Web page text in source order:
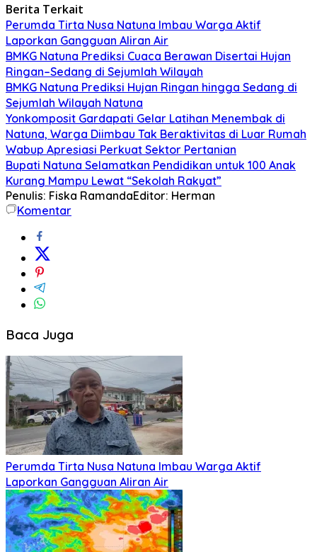
Berita Terkait
Perumda Tirta Nusa Natuna Imbau Warga Aktif
Laporkan Gangguan Aliran Air
BMKG Natuna Prediksi Cuaca Berawan Disertai Hujan
Ringan–Sedang di Sejumlah Wilayah
BMKG Natuna Prediksi Hujan Ringan hingga Sedang di
Sejumlah Wilayah Natuna
Yonkomposit Gardapati Gelar Latihan Menembak di
Natuna, Warga Diimbau Tak Beraktivitas di Luar Rumah
Wabup Apresiasi Perkuat Sektor Pertanian
Bupati Natuna Selamatkan Pendidikan untuk 100 Anak
Kurang Mampu Lewat “Sekolah Rakyat”
Penulis: Fiska RamandaEditor: Herman
Komentar
Baca Juga
Perumda Tirta Nusa Natuna Imbau Warga Aktif
Laporkan Gangguan Aliran Air